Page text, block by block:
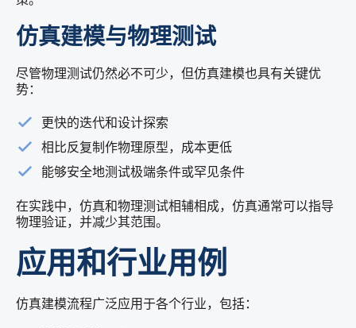
仿真建模与物理测试
尽管物理测试仍然必不可少，但仿真建模也具有关键优
势：
更快的迭代和设计探索
相比反复制作物理原型，成本更低
能够安全地测试极端条件或罕见条件
在实践中，仿真和物理测试相辅相成，仿真通常可以指导
物理验证，并减少其范围。
应用和行业用例
仿真建模流程广泛应用于各个行业，包括：